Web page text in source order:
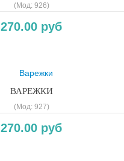
(Мод: 926)
270.00 руб
ВАРЕЖКИ
(Мод: 927)
270.00 руб